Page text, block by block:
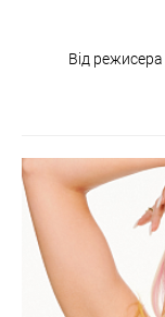
Від